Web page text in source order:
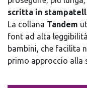
scritta in
La collana Tandem
font ad alta
bambini, che facilita
primo approccio alla